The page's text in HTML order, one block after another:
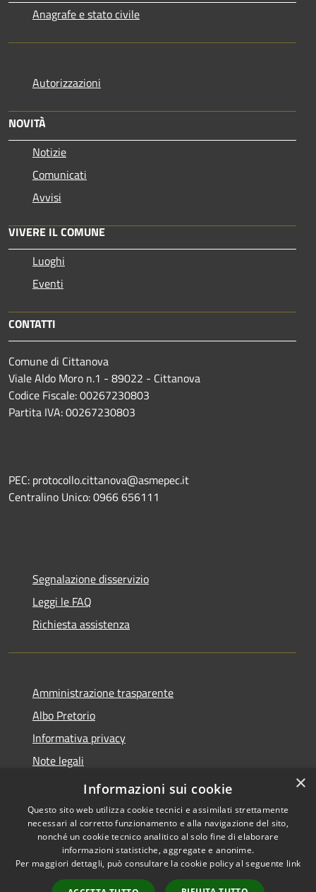
Anagrafe e stato civile
Autorizzazioni
NOVITÀ
Notizie
Comunicati
Avvisi
VIVERE IL COMUNE
Luoghi
Eventi
CONTATTI
Comune di Cittanova
Viale Aldo Moro n.1 - 89022 - Cittanova
Codice Fiscale: 00267230803
Partita IVA: 00267230803
PEC: protocollo.cittanova@asmepec.it
Centralino Unico: 0966 656111
Segnalazione disservizio
Leggi le FAQ
Richiesta assistenza
Amministrazione trasparente
Albo Pretorio
Informativa privacy
Note legali
Dichiarazione di accessibilità
Accessibilità
Copyright © 2026 • Comune di
Cittanova • Powered by
Municipium• Accesso
×
Informazioni sui cookie
Questo sito web utilizza cookie tecnici e assimilati strettamente
necessari al corretto funzionamento e alla navigazione del sito,
nonché un cookie tecnico analitico al solo fine di elaborare
informazioni statistiche, aggregate e anonime.
Per maggiori dettagli, può consultare la cookie policy al seguente link